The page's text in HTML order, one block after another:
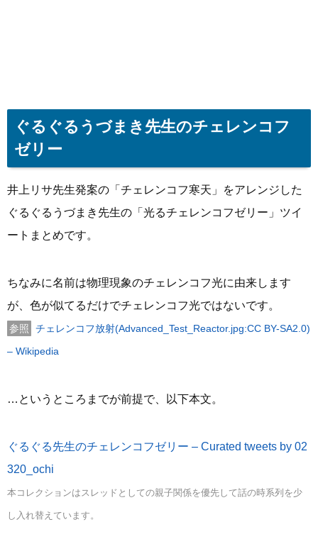
ぐるぐるうづまき先生のチェレンコフ
ゼリー
井上リサ先生発案の「チェレンコフ寒天」をアレンジした
ぐるぐるうづまき先生の「光るチェレンコフゼリー」ツイ
ートまとめです。
ちなみに名前は物理現象のチェレンコフ光に由来します
が、色が似てるだけでチェレンコフ光ではないです。
チェレンコフ放射(Advanced_Test_Reactor.jpg:CC BY-SA2.0)
– Wikipedia
…というところまでが前提で、以下本文。
ぐるぐる先生のチェレンコフゼリー – Curated tweets by 02
320_ochi
本コレクションはスレッドとしての親子関係を優先して話の時系列を少
し入れ替えています。